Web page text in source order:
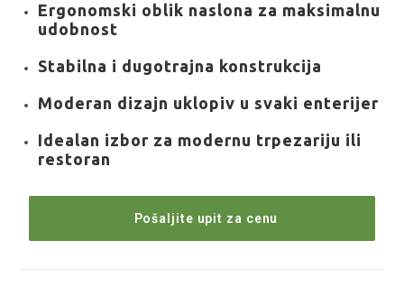
Ergonomski oblik naslona za maksimalnu
udobnost
Stabilna i dugotrajna konstrukcija
Moderan dizajn uklopiv u svaki enterijer
Idealan izbor za modernu trpezariju ili
restoran
Pošaljite upit za cenu